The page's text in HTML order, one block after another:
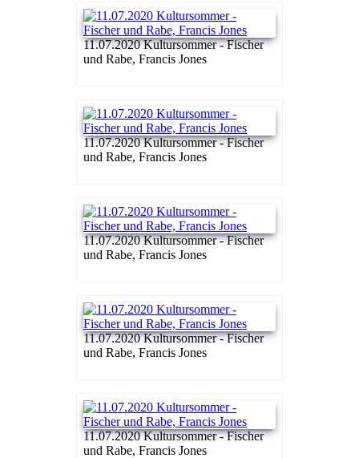
11.07.2020 Kultursommer - Fischer
und Rabe, Francis Jones
11.07.2020 Kultursommer - Fischer
und Rabe, Francis Jones
11.07.2020 Kultursommer - Fischer
und Rabe, Francis Jones
11.07.2020 Kultursommer - Fischer
und Rabe, Francis Jones
11.07.2020 Kultursommer - Fischer
und Rabe, Francis Jones